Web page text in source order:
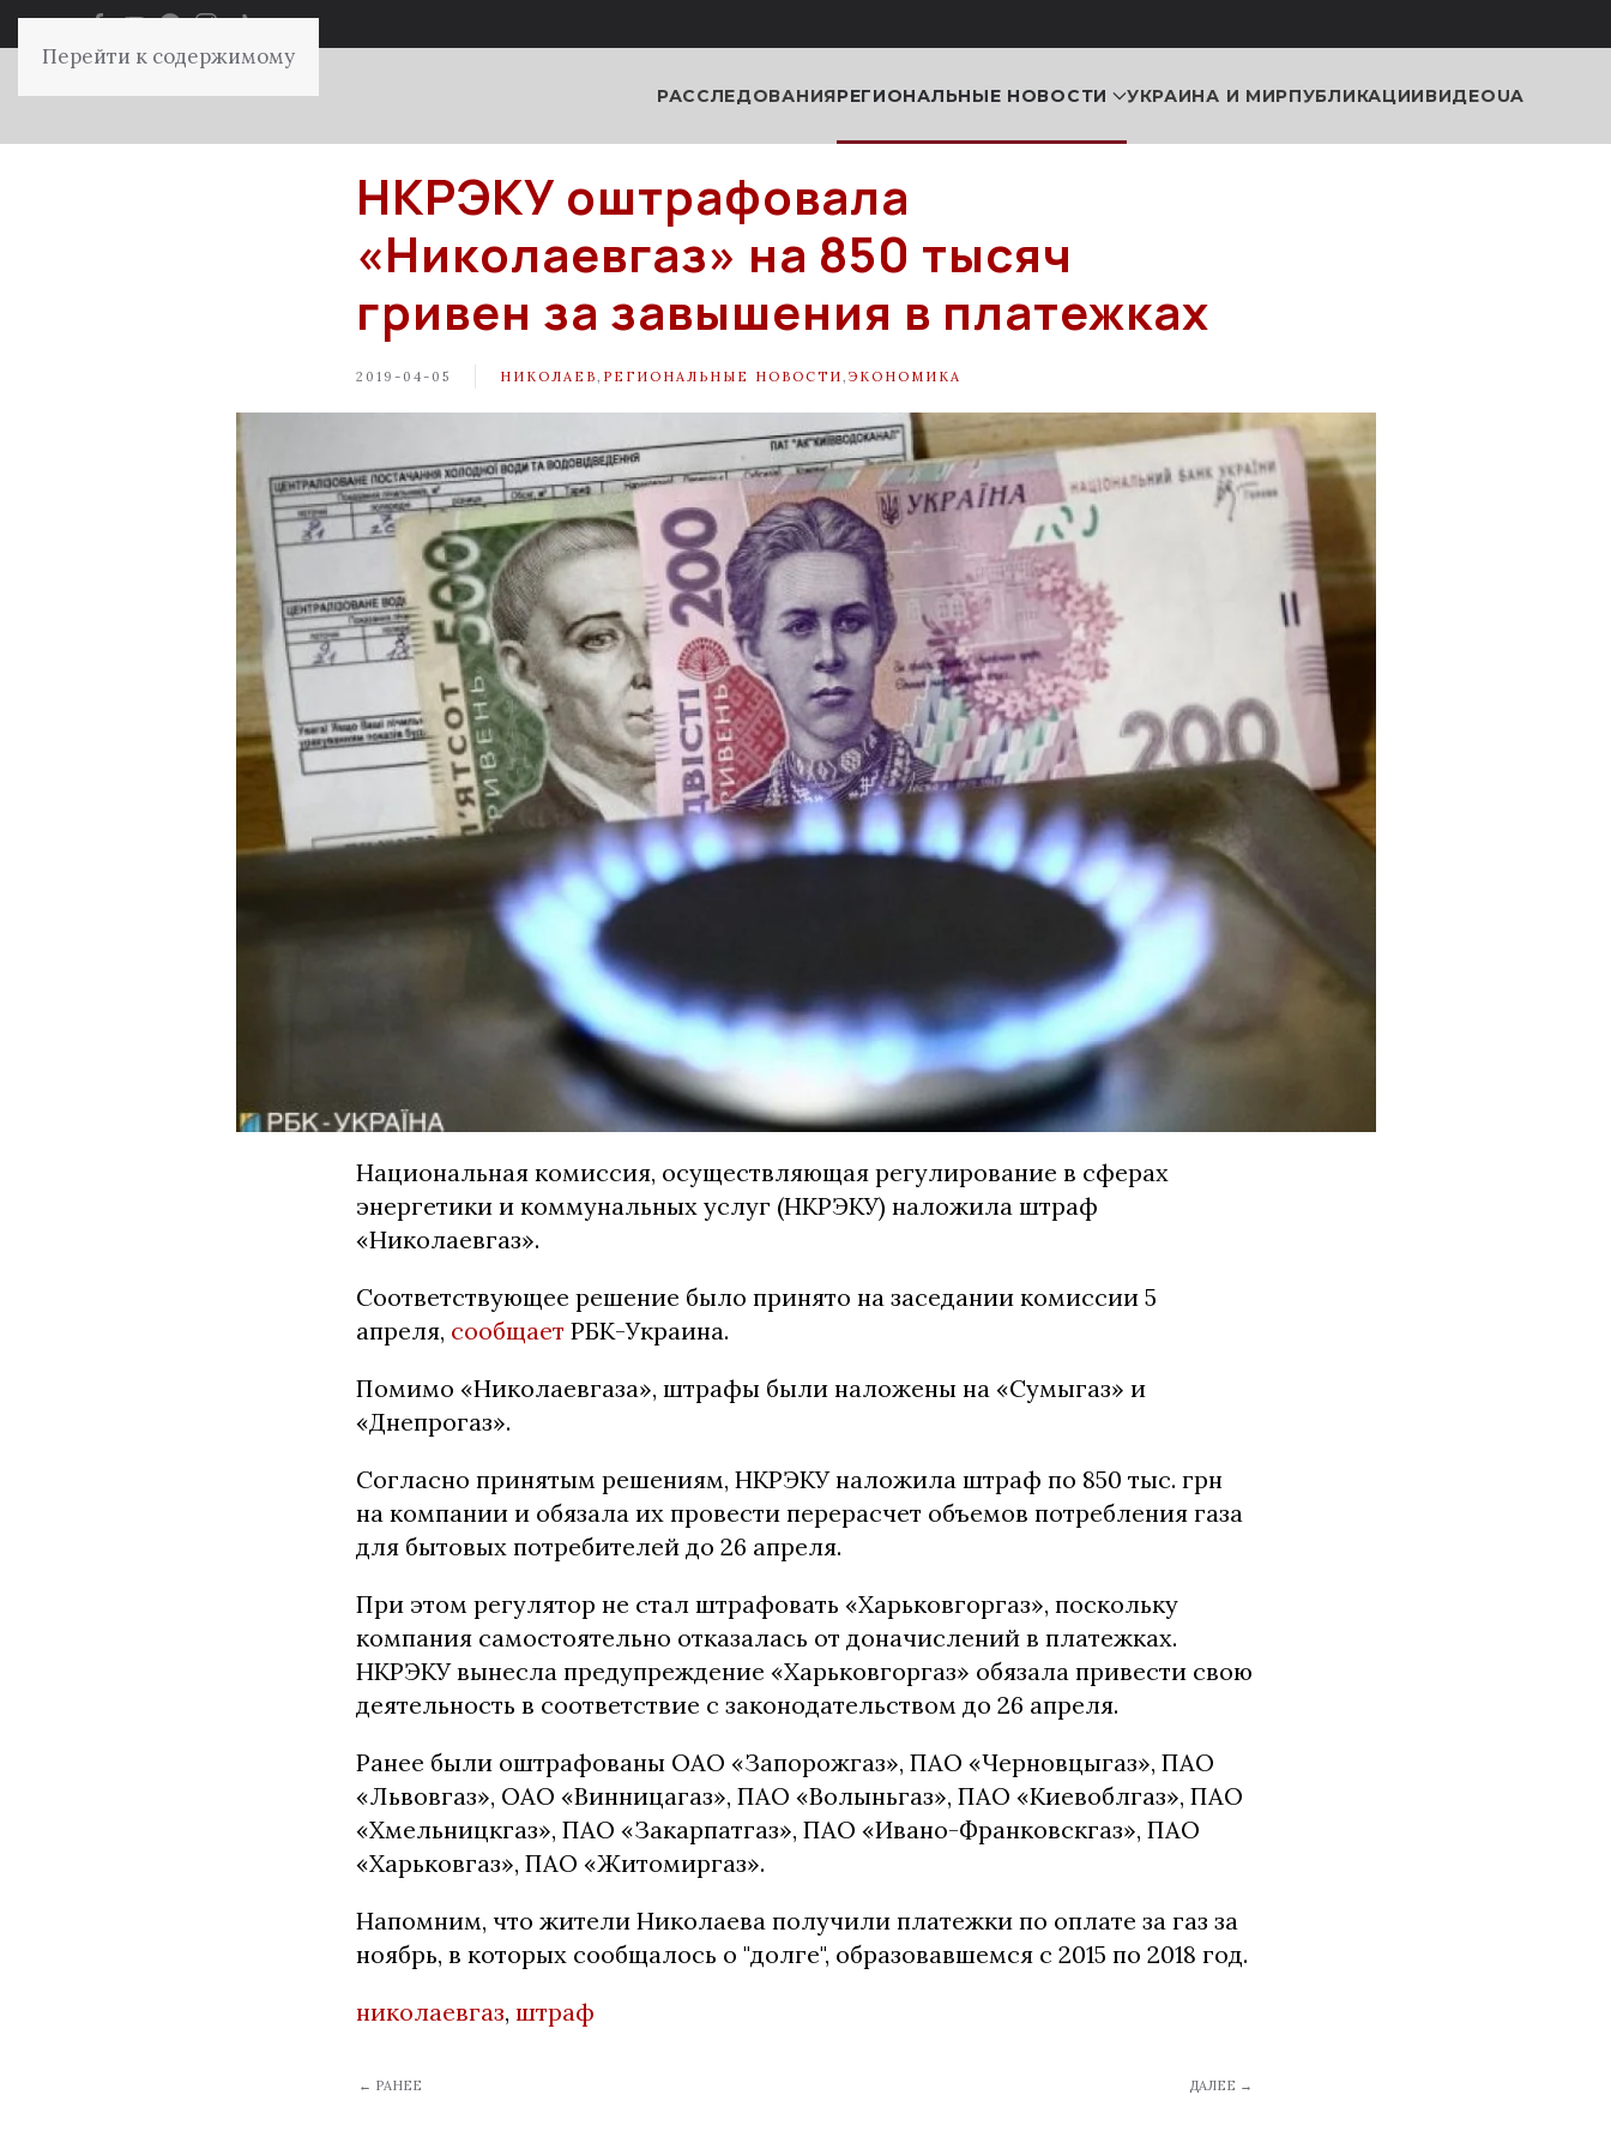
Перейти к содержимому
РАССЛЕДОВАНИЯРЕГИОНАЛЬНЫЕ НОВОСТИ УКРАИНА И МИРПУБЛИКАЦИИВИДЕОUA
НКРЭКУ оштрафовала
«Николаевгаз» на 850 тысяч
гривен за завышения в платежках
2019-04-05 НИКОЛАЕВ РЕГИОНАЛЬНЫЕ НОВОСТИ ЭКОНОМИКА
Национальная комиссия, осуществляющая регулирование в сферах
энергетики и коммунальных услуг (НКРЭКУ) наложила штраф
«Николаевгаз».
Соответствующее решение было принято на заседании комиссии 5
апреля, сообщает РБК-Украина.
Помимо «Николаевгаза», штрафы были наложены на «Сумыгаз» и
«Днепрогаз».
Согласно принятым решениям, НКРЭКУ наложила штраф по 850 тыс. грн
на компании и обязала их провести перерасчет объемов потребления газа
для бытовых потребителей до 26 апреля.
При этом регулятор не стал штрафовать «Харьковгоргаз», поскольку
компания самостоятельно отказалась от доначислений в платежках.
НКРЭКУ вынесла предупреждение «Харьковгоргаз» обязала привести свою
деятельность в соответствие с законодательством до 26 апреля.
Ранее были оштрафованы ОАО «Запорожгаз», ПАО «Черновцыгаз», ПАО
«Львовгаз», ОАО «Винницагаз», ПАО «Волыньгаз», ПАО «Киевоблгаз», ПАО
«Хмельницкгаз», ПАО «Закарпатгаз», ПАО «Ивано-Франковскгаз», ПАО
«Харьковгаз», ПАО «Житомиргаз».
Напомним, что жители Николаева получили платежки по оплате за газ за
ноябрь, в которых сообщалось о "долге", образовавшемся с 2015 по 2018 год.
николаевгаз, штраф
← РАНЕЕ ДАЛЕЕ →